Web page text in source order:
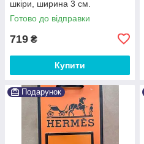
шкіри, ширина 3 см.
Готово до відправки
719 ₴
Купити
Подарунок